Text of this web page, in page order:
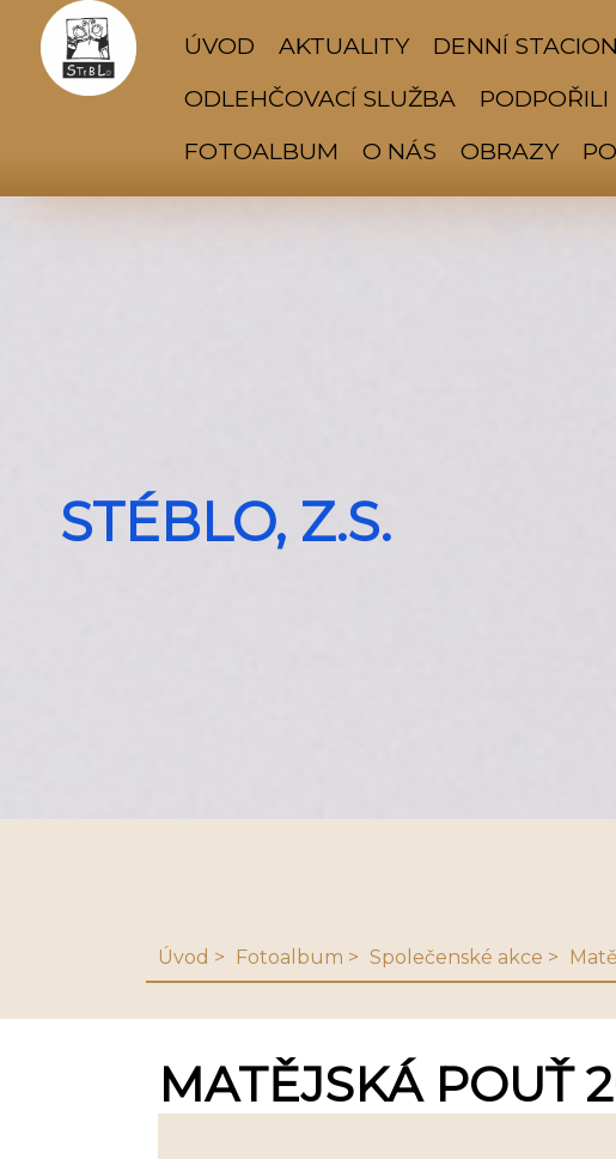
ÚVOD AKTUALITY DENNÍ
ODLEHČOVACÍ SLUŽBA
PODPOŘILI
FOTOALBUM
O NÁS OBRAZY
STÉBLO, Z.S.
Úvod Fotoalbum Společenské akce
MATĚJSKÁ POUŤ